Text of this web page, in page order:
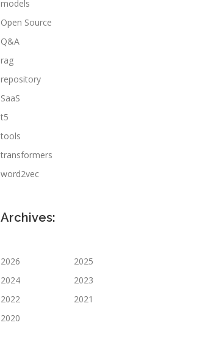
models
Open Source
Q&A
rag
repository
SaaS
t5
tools
transformers
word2vec
Archives:
2026
2025
2024
2023
2022
2021
2020